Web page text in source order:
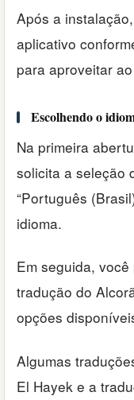
Após a
aplicativo
para aproveitar
Escolhendo o
Na primeira
solicita a seleção
“Português
idioma.
Em seguida,
tradução do
opções
Algumas
El Hayek e a